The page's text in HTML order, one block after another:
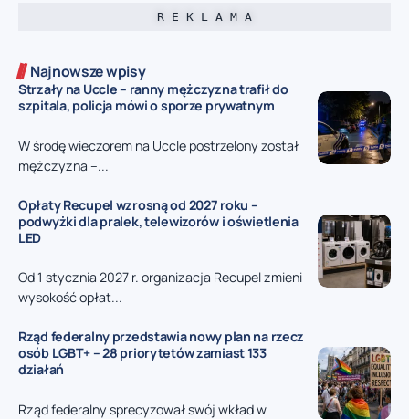
R E K L A M A
Najnowsze wpisy
Strzały na Uccle – ranny mężczyzna trafił do
szpitala, policja mówi o sporze prywatnym
W środę wieczorem na Uccle postrzelony został
mężczyzna –...
Opłaty Recupel wzrosną od 2027 roku –
podwyżki dla pralek, telewizorów i oświetlenia
LED
Od 1 stycznia 2027 r. organizacja Recupel zmieni
wysokość opłat...
Rząd federalny przedstawia nowy plan na rzecz
osób LGBT+ – 28 priorytetów zamiast 133
działań
Rząd federalny sprecyzował swój wkład w